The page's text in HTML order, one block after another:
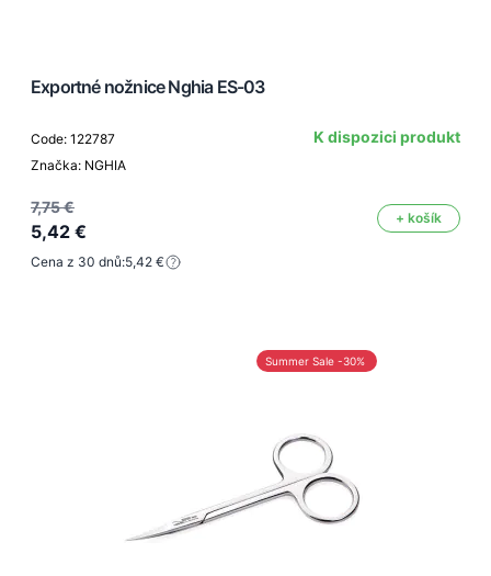
Exportné nožnice Nghia ES-03
Code: 122787
Značka: NGHIA
K dispozici produkt
7,75 €
5,42 €
+ košík
Cena z 30 dnů:5,42 €
Summer Sale -30%